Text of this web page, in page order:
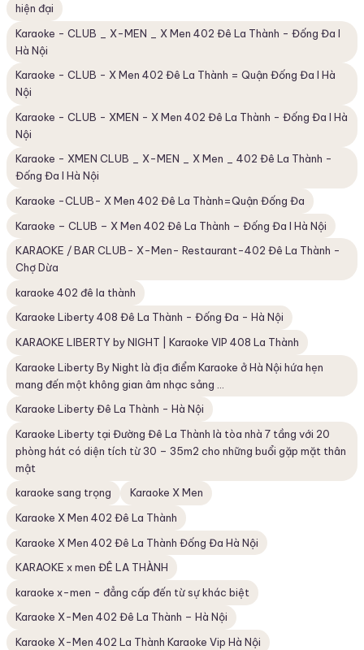
hiện đại
Karaoke - CLUB _ X-MEN _ X Men 402 Đê La Thành - Đống Đa I
Hà Nội
Karaoke - CLUB - X Men 402 Đê La Thành = Quận Đống Đa I Hà
Nội
Karaoke - CLUB - XMEN - X Men 402 Đê La Thành - Đống Đa I Hà
Nội
Karaoke - XMEN CLUB _ X-MEN _ X Men _ 402 Đê La Thành -
Đống Đa I Hà Nội
Karaoke -CLUB- X Men 402 Đê La Thành=Quận Đống Đa
Karaoke – CLUB – X Men 402 Đê La Thành – Đống Đa I Hà Nội
KARAOKE / BAR CLUB- X-Men- Restaurant-402 Đê La Thành -
Chợ Dừa
karaoke 402 đê la thành
Karaoke Liberty 408 Đê La Thành - Đống Đa - Hà Nội
KARAOKE LIBERTY by NIGHT | Karaoke VIP 408 La Thành
Karaoke Liberty By Night là địa điểm Karaoke ở Hà Nội hứa hẹn
mang đến một không gian âm nhạc sảng ...
Karaoke Liberty Đê La Thành - Hà Nội
Karaoke Liberty tại Đường Đê La Thành là tòa nhà 7 tầng với 20
phòng hát có diện tích từ 30 – 35m2 cho những buổi gặp mặt thân
mật
karaoke sang trọng
Karaoke X Men
Karaoke X Men 402 Đê La Thành
Karaoke X Men 402 Đê La Thành Đống Đa Hà Nội
KARAOKE x men ĐÊ LA THÀNH
karaoke x-men - đẳng cấp đến từ sự khác biệt
Karaoke X-Men 402 Đê La Thành – Hà Nội
Karaoke X-Men 402 La Thành Karaoke Vip Hà Nội